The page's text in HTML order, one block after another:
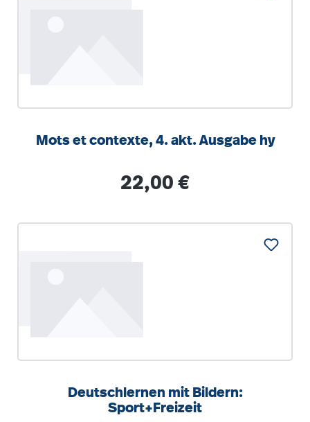
Mots et contexte, 4. akt. Ausgabe hy
Regulärer Preis:
22,00 €
Deutschlernen mit Bildern:
Sport+Freizeit